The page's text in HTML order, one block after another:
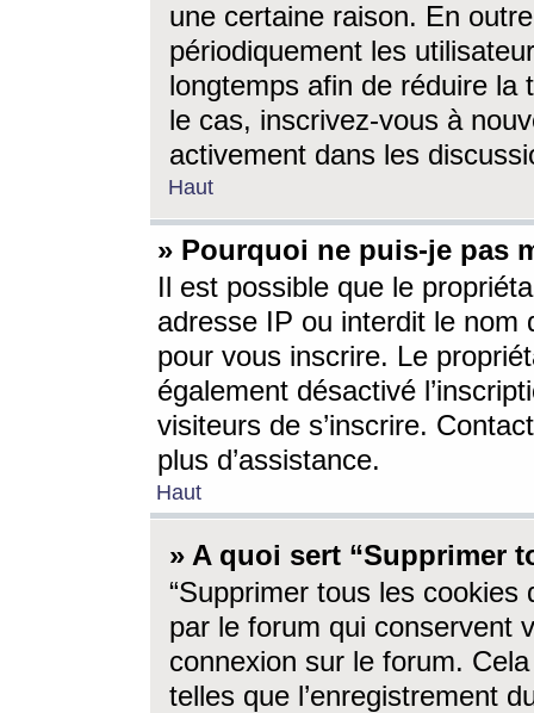
une certaine raison. En
périodiquement les
longtemps afin de réduire la
le cas, inscrivez-vous à
activement dans les
Haut
» Pourquoi ne puis-je pas
Il est possible que le
adresse IP ou interdit le nom
pour vous inscrire. Le
également désactivé
visiteurs de s’inscrire.
plus d’assistance.
Haut
» A quoi sert “Supprimer
“Supprimer tous les cookies
par le forum qui conservent
connexion sur le forum.
telles que l’enregistrement